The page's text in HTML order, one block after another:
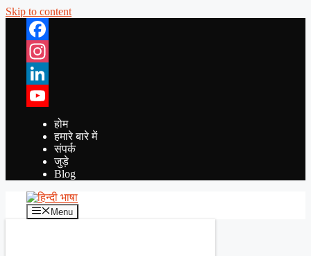
Skip to content
Facebook
Instagram
LinkedIn
YouTube
होम
हमारे बारे में
संपर्क
जुड़े
Blog
Menu